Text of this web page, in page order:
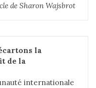
de Sharon Wajsbrot
la
de la
internationale